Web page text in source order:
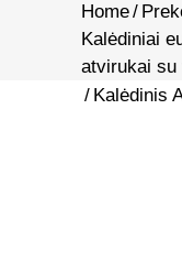
Home/
Kalėdiniai
atvirukai su
/ Kalėdinis